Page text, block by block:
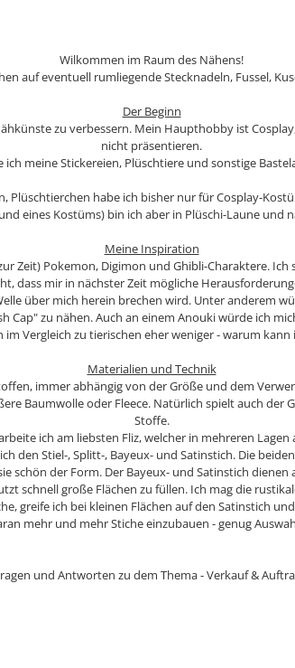
Wilkommen im Raum des Nähens!
auf eventuell rumliegende Stecknadeln, Fussel,
Der Beginn
zu verbessern. Mein Haupthobby ist
nicht präsentieren.
ich meine Stickereien, Plüschtiere und sonstige
Plüschtierchen habe ich bisher nur für Cosplay-
eines Kostüms) bin ich aber in Plüschi-Laune und
Meine Inspiration
Zeit) Pokemon, Digimon und Ghibli-Charaktere. Ich
dass mir in nächster Zeit mögliche
über mich herein brechen wird. Unter anderem
Cap" zu nähen. Auch an einem Anouki würde ich
im Vergleich zu tierischen eher weniger - warum
Materialien und Technik
immer abhängig von der Größe und dem
Baumwolle oder Fleece. Natürlich spielt auch der
Stoffe.
ich am liebsten Fliz, welcher in mehreren
den Stiel-, Splitt-, Bayeux- und Satinstich. Die
schön der Form. Der Bayeux- und Satinstich dienen
schnell große Flächen zu füllen. Ich mag die
greife ich bei kleinen Flächen auf den Satinstich
mehr und mehr Stiche einzubauen - genug
und Antworten zu dem Thema - Verkauf &